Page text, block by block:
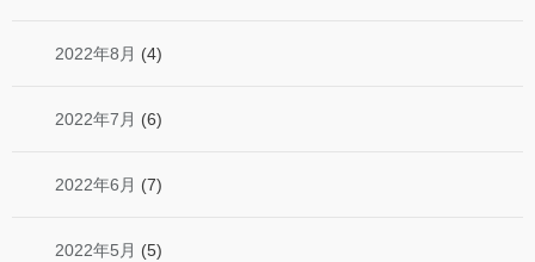
2022年8月 (4)
2022年7月 (6)
2022年6月 (7)
2022年5月 (5)